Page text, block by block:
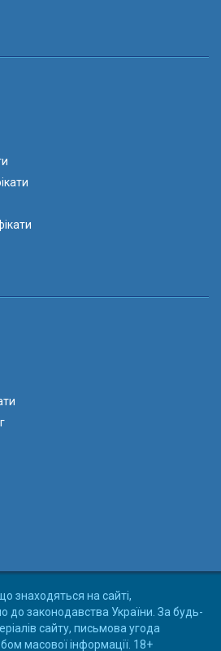
знаходяться на сайті,
до законодавства України. За будь-
сайту, письмова угода
масової інформації. 18+